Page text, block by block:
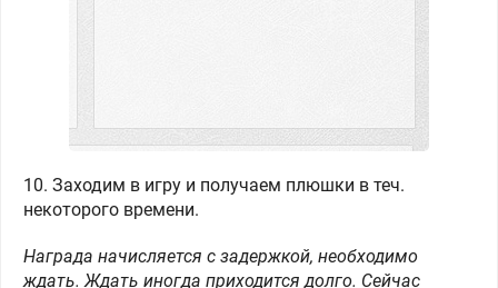
10. Заходим в игру и получаем плюшки в теч.
некоторого времени.
Награда начисляется с задержкой, необходимо
ждать. Ждать иногда приходится долго. Сейчас